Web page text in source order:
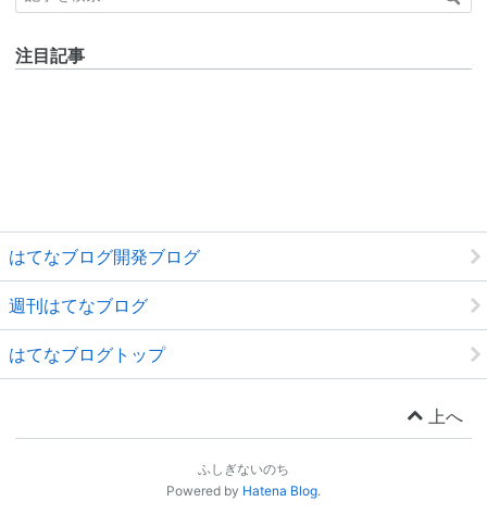
注目記事
はてなブログ開発ブログ
週刊はてなブログ
はてなブログトップ
上へ
ふしぎないのち
Powered by Hatena Blog.